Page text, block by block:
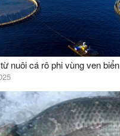
nuôi cá rô phi vùng ven biển